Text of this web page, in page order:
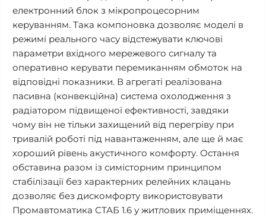
електронний блок з мікропроцесорним
керуванням. Така компоновка дозволяє моделі в
режимі реального часу відстежувати ключові
параметри вхідного мережевого сигналу та
оперативно керувати перемиканням обмоток на
відповідні показники. В агрегаті реалізована
пасивна (конвекційна) система охолодження з
радіатором підвищеної ефективності, завдяки
чому він не тільки захищений від перегріву при
тривалій роботі під навантаженням, але ще й має
хороший рівень акустичного комфорту. Остання
обставина разом із симісторним принципом
стабілізації без характерних релейних клацань
дозволяє без дискомфорту використовувати
Промавтоматика СТАБ 1.6 у житлових приміщеннях.